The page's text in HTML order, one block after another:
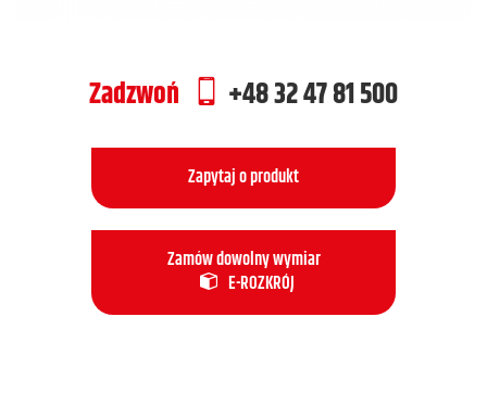
Zadzwoń +48 32 47 81 500
Zapytaj o produkt
Zamów dowolny wymiar
E-ROZKRÓJ